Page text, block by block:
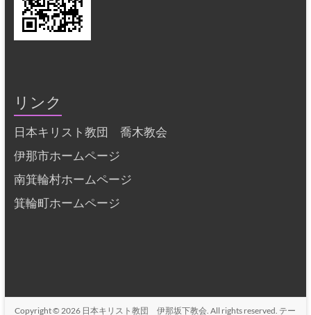
リンク
日本キリスト教団 喬木教会
伊那市ホームページ
南箕輪村ホームページ
箕輪町ホームページ
Copyright © 2026 日本キリスト教団 伊那坂下教会 . All rights reserved. テー